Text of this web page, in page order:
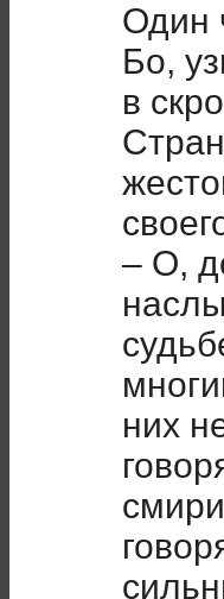
Один
Бо,
в
– О,
них